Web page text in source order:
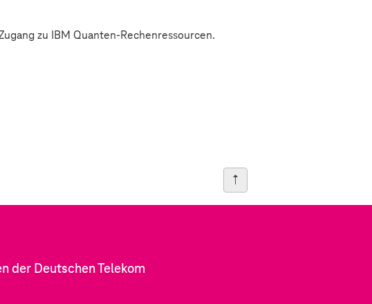
zu IBM Quanten-Rechenressourcen.
der Deutschen Telekom